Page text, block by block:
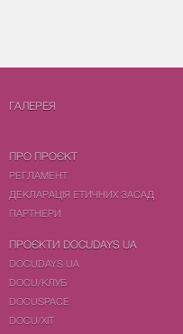
ГАЛЕРЕЯ
ПРО ПРОЄКТ
РЕГЛАМЕНТ
ДЕКЛАРАЦІЯ ЕТИЧНИХ ЗАСАД
ПАРТНЕРИ
ПРОЄКТИ DOCUDAYS UA
DOCUDAYS UA
DOCU/КЛУБ
DOCUSPACE
DOCU/ХІТ